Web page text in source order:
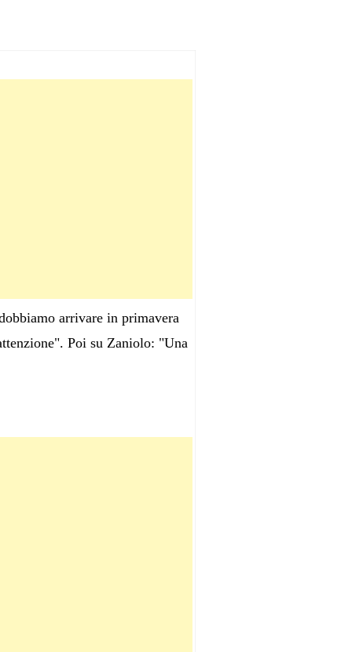
arrivare in primavera
Poi su Zaniolo: "Una